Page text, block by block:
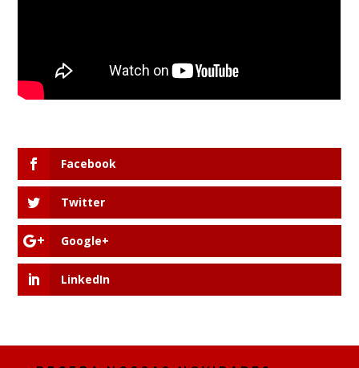
Facebook
Twitter
Google+
LinkedIn